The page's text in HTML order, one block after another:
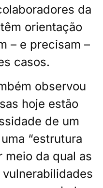
da
orientação
– e precisam –
casos.
observou
hoje estão
de um
“estrutura
meio da qual as